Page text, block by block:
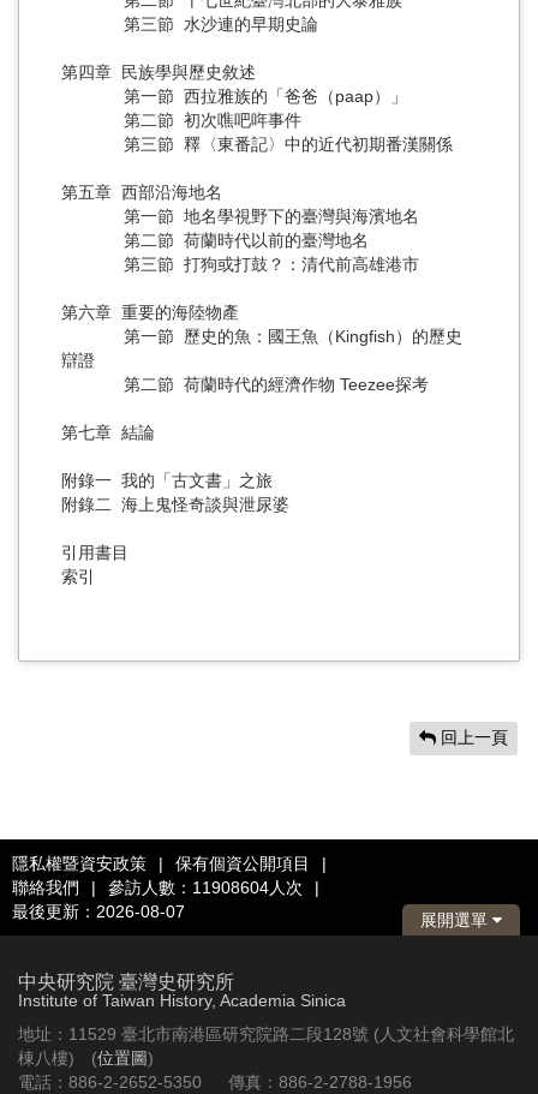
第三節 水沙連的早期史論
第四章 民族學與歷史敘述
第一節 西拉雅族的「爸爸（paap）」
第二節 初次噍吧哖事件
第三節 釋〈東番記〉中的近代初期番漢關係
第五章 西部沿海地名
第一節 地名學視野下的臺灣與海濱地名
第二節 荷蘭時代以前的臺灣地名
第三節 打狗或打鼓？：清代前高雄港市
第六章 重要的海陸物產
第一節 歷史的魚：國王魚（Kingfish）的歷史
辯證
第二節 荷蘭時代的經濟作物 Teezee探考
第七章 結論
附錄一 我的「古文書」之旅
附錄二 海上鬼怪奇談與泄尿婆
引用書目
索引
回上一頁
隱私權暨資安政策 | 保有個資公開項目
|
聯絡我們
| 參訪人數：11908604人次
|
最後更新：2026-08-07
展開選單
中央研究院 臺灣史研究所
Institute of Taiwan History, Academia Sinica
地址：11529 臺北市南港區研究院路二段128號 (人文社會科學館北
棟八樓) (位置圖)
電話：886-2-2652-5350 傳真：886-2-2788-1956